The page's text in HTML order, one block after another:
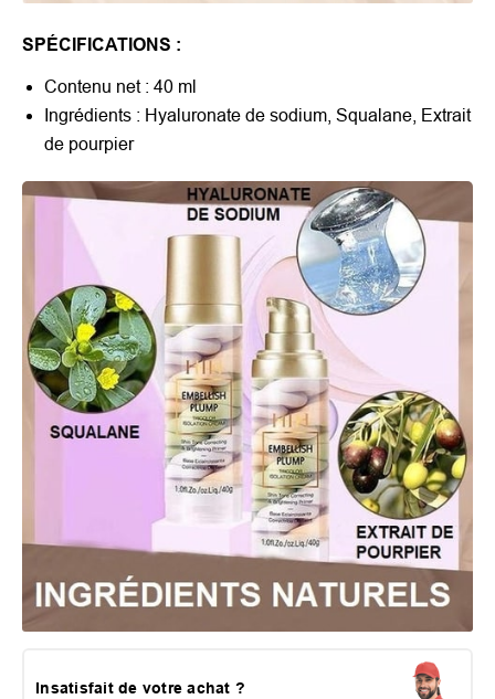
SPÉCIFICATIONS :
Contenu net : 40 ml
Ingrédients : Hyaluronate de sodium, Squalane, Extrait
de pourpier
Insatisfait de votre achat ?